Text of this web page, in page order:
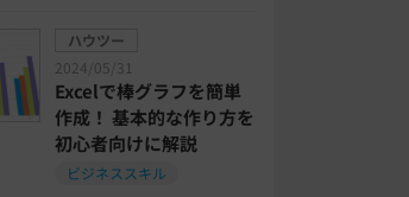
ハウツー
2024/05/31
Excelで棒グラフを簡単
作成！ 基本的な作り方を
初心者向けに解説
ビジネススキル